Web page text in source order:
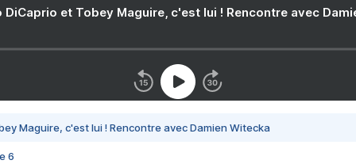
DiCaprio et Tobey Maguire, c'est lui ! Rencontre avec
Maguire, c'est lui ! Rencontre avec Damien Witecka
6